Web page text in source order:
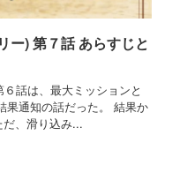
ー) 第７話 あらすじと
話は、最大ミッションと
果通知の話だった。 結果か
、滑り込み...